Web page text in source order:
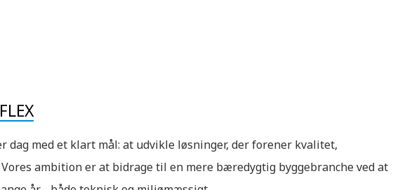
dag med et klart mål: at udvikle løsninger, der forener kvalitet,
ambition er at bidrage til en mere bæredygtig byggebranche ved at